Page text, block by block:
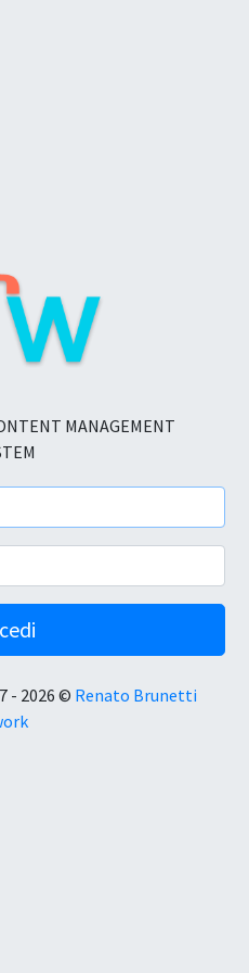
MANAGEMENT
- 2026 © Renato Brunetti